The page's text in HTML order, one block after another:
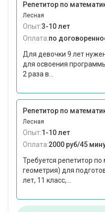
Репетитор по
Лесная
Опыт:3-10 лет
Оплата:по
Для девочки 9 лет
для освоения
2 раза в...
Репетитор по
Лесная
Опыт:1-10 лет
Оплата:2000 руб/45
Требуется репетитор
геометрия) для
лет, 11 класс,...